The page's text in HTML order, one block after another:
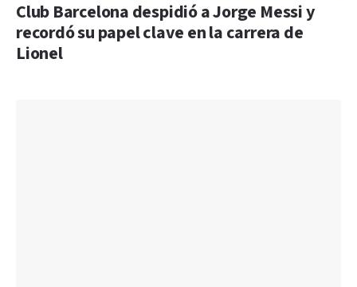
Club Barcelona despidió a Jorge Messi y
recordó su papel clave en la carrera de
Lionel